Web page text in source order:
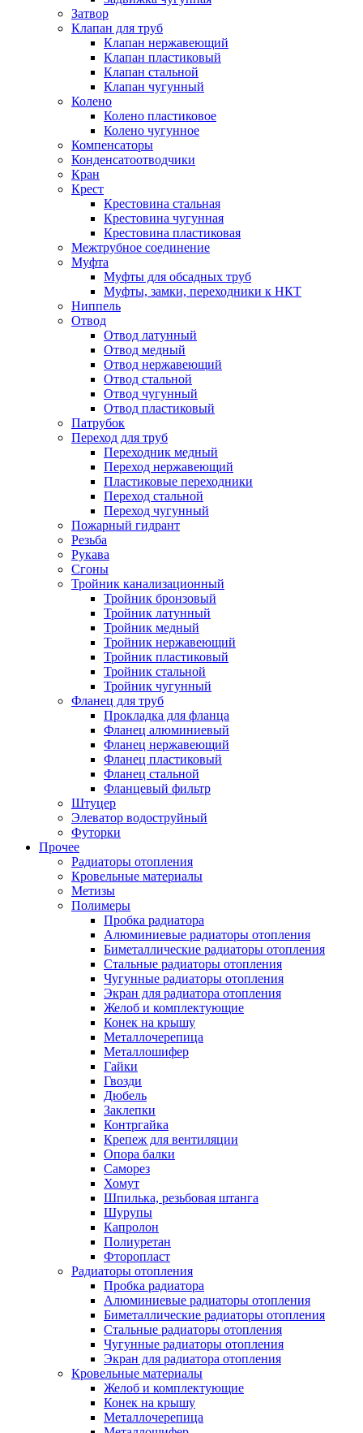
Затвор
Клапан для труб
Клапан нержавеющий
Клапан пластиковый
Клапан стальной
Клапан чугунный
Колено
Колено пластиковое
Колено чугунное
Компенсаторы
Конденсатоотводчики
Кран
Крест
Крестовина стальная
Крестовина чугунная
Крестовина пластиковая
Межтрубное соединение
Муфта
Муфты для обсадных труб
Муфты, замки, переходники к НКТ
Ниппель
Отвод
Отвод латунный
Отвод медный
Отвод нержавеющий
Отвод стальной
Отвод чугунный
Отвод пластиковый
Патрубок
Переход для труб
Переходник медный
Переход нержавеющий
Пластиковые переходники
Переход стальной
Переход чугунный
Пожарный гидрант
Резьба
Рукава
Сгоны
Тройник канализационный
Тройник бронзовый
Тройник латунный
Тройник медный
Тройник нержавеющий
Тройник пластиковый
Тройник стальной
Тройник чугунный
Фланец для труб
Прокладка для фланца
Фланец алюминиевый
Фланец нержавеющий
Фланец пластиковый
Фланец стальной
Фланцевый фильтр
Штуцер
Элеватор водоструйный
Футорки
Прочее
Радиаторы отопления
Кровельные материалы
Метизы
Полимеры
Пробка радиатора
Алюминиевые радиаторы отопления
Биметаллические радиаторы отопления
Стальные радиаторы отопления
Чугунные радиаторы отопления
Экран для радиатора отопления
Желоб и комплектующие
Конек на крышу
Металлочерепица
Металлошифер
Гайки
Гвозди
Дюбель
Заклепки
Контргайка
Крепеж для вентиляции
Опора балки
Саморез
Хомут
Шпилька, резьбовая штанга
Шурупы
Капролон
Полиуретан
Фторопласт
Радиаторы отопления
Пробка радиатора
Алюминиевые радиаторы отопления
Биметаллические радиаторы отопления
Стальные радиаторы отопления
Чугунные радиаторы отопления
Экран для радиатора отопления
Кровельные материалы
Желоб и комплектующие
Конек на крышу
Металлочерепица